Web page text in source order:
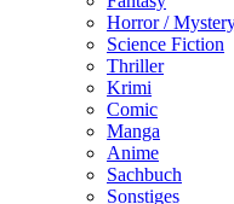
Horror /
Science Fiction
Thriller
Krimi
Comic
Manga
Anime
Sachbuch
Sonstiges